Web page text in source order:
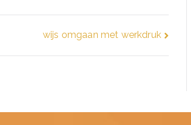
wijs omgaan met werkdruk